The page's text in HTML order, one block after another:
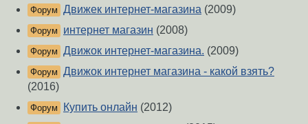
Форум Движек интернет-магазина (2009)
Форум интернет магазин (2008)
Форум Движок интернет-магазина. (2009)
Форум Движок интернет магазина - какой взять?
(2016)
Форум Купить онлайн (2012)